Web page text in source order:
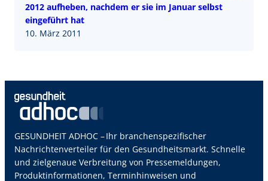
2012 aufheben, nachdem er sie im Januar selbst
eingeführt hat
10. März 2011
GESUNDHEIT ADHOC – Ihr branchenspezifischer
Nachrichtenverteiler für den Gesundheitsmarkt. Schnelle
und zielgenaue Verbreitung von Pressemeldungen,
Produktinformationen, Terminhinweisen und